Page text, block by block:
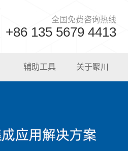
全国免费咨询热线
+86 135 5679 4413
辅助工具 关于聚川